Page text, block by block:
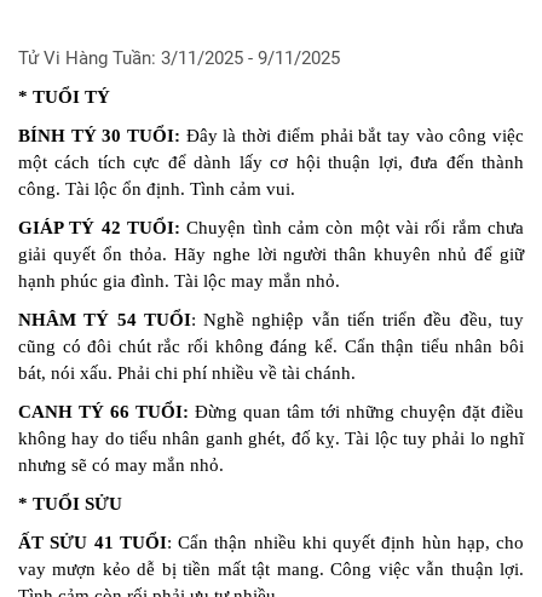
Tử Vi Hàng Tuần: 3/11/2025 - 9/11/2025
* TUỔI TÝ
BÍNH TÝ 30 TUỔI: Đây là thời điểm phải bắt tay vào công việc
một cách tích cực để dành lấy cơ hội thuận lợi, đưa đến thành
công. Tài lộc ổn định. Tình cảm vui.
GIÁP TÝ 42 TUỔI:Chuyện tình cảm còn một vài rối rắm chưa
giải quyết ổn thỏa. Hãy nghe lời người thân khuyên nhủ để giữ
hạnh phúc gia đình. Tài lộc may mắn nhỏ.
NHÂM TÝ 54 TUỔI: Nghề nghiệp vẫn tiến triển đều đều, tuy
cũng có đôi chút rắc rối không đáng kể. Cẩn thận tiểu nhân bôi
bát, nói xấu. Phải chi phí nhiều về tài chánh.
CANH TÝ 66 TUỔI: Đừng quan tâm tới những chuyện đặt điều
không hay do tiểu nhân ganh ghét, đố kỵ. Tài lộc tuy phải lo nghĩ
nhưng sẽ có may mắn nhỏ.
* TUỔI SỬU
ẤT SỬU 41 TUỔI: Cẩn thận nhiều khi quyết định hùn hạp, cho
vay mượn kẻo dễ bị tiền mất tật mang. Công việc vẫn thuận lợi.